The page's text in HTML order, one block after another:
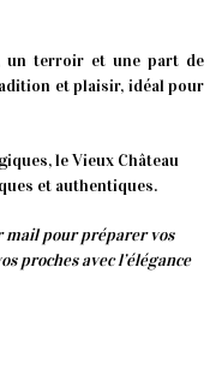
un terroir et une part de
et plaisir, idéal pour
le Vieux Château
et authentiques.
mail pour préparer vos
proches avec l’élégance